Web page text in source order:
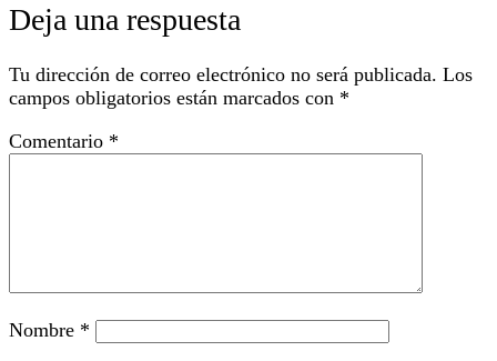
Deja una respuesta
Tu dirección de correo electrónico no será publicada. Los
campos obligatorios están marcados con *
Comentario *
Nombre *